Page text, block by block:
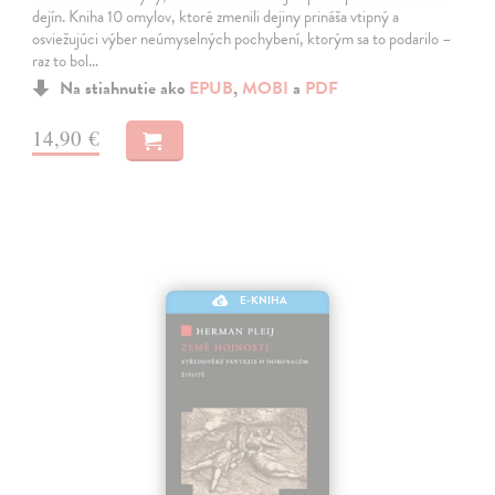
dejín. Kniha 10 omylov, ktoré zmenili dejiny prináša vtipný a
osviežujúci výber neúmyselných pochybení, ktorým sa to podarilo –
raz to bol…
Na stiahnutie ako EPUB, MOBI a PDF
14,90 €
E-KNIHA